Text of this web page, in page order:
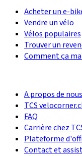
Acheter un e-
Vendre un vélo
Vélos populaires
Trouver un
Comment ça
A propos de nous
TCS
FAQ
Carrière chez
Plateforme
Contact et